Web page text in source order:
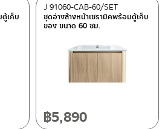
เฟอร์นิเจอร์
ตู้เก็บ
ชุดอ่างล้างหน้าเซรามิคพร้อมตู้เก็บ
ของ ขนาด 60 ซม.
J 91060-CAB-60/SET
฿5,890